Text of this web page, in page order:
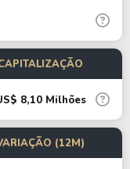
8,10 Milhões
(12M)